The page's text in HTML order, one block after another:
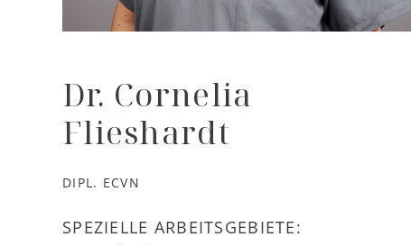
Dr. Cornelia
Flieshardt
DIPL. ECVN
SPEZIELLE ARBEITSGEBIETE: